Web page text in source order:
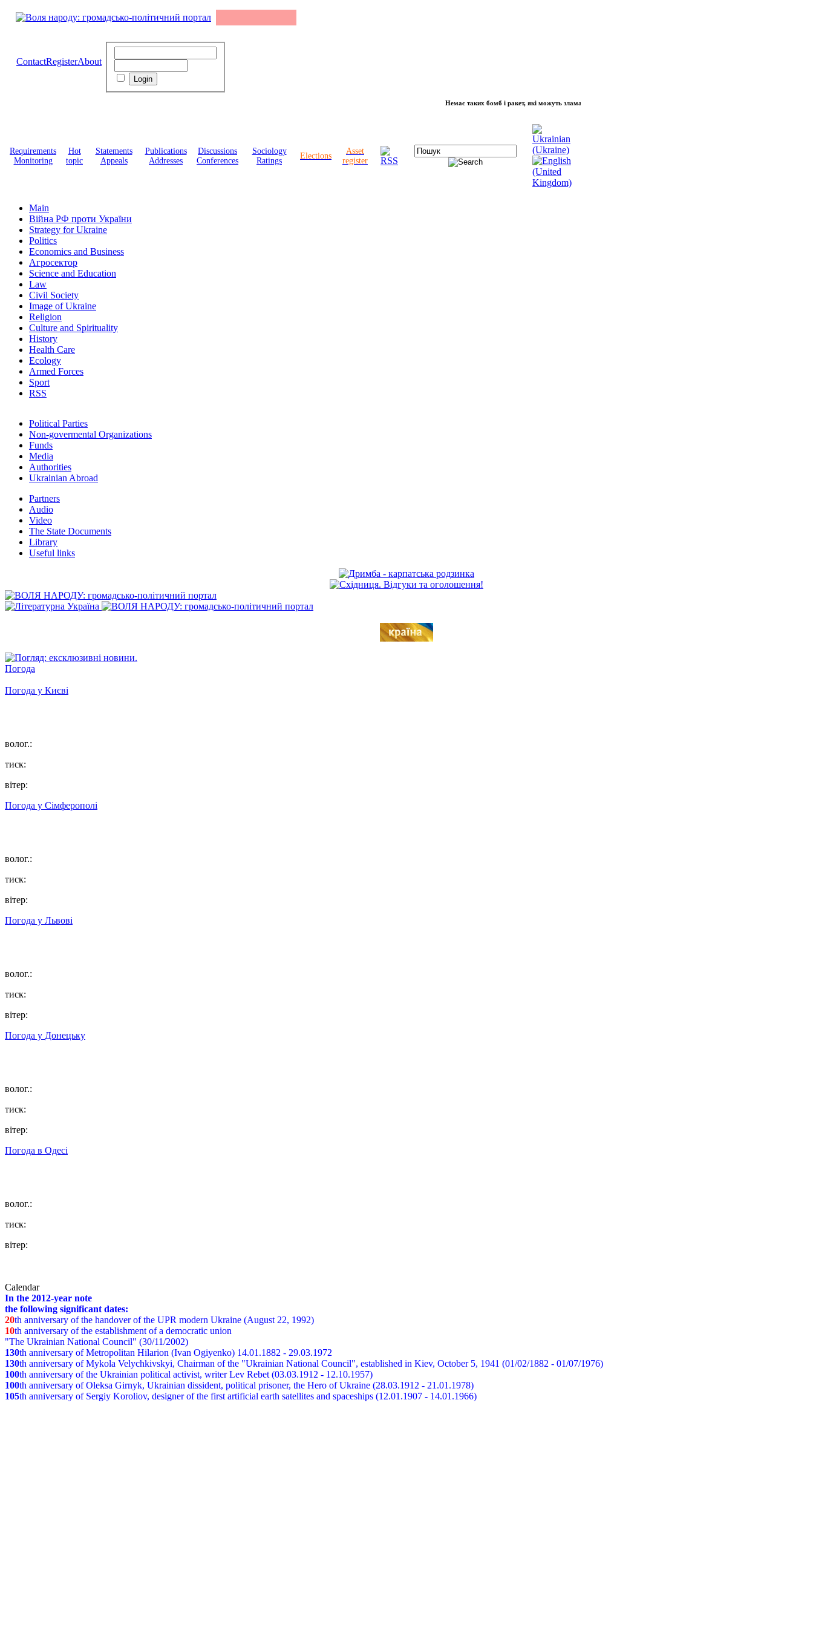
ContactRegisterAbout
Немає таких бомб і ракет, які можуть зламати волю народу, - Президент України Володимир Зеленський
Requirements
Monitoring
Hot
topic
Statements
Appeals
Publications
Addresses
Discussions
Conferences
Sociology
Ratings
Elections
Asset
register
Main
Війна РФ проти України
Strategy for Ukraine
Politics
Economics and Business
Агросектор
Science and Education
Law
Civil Society
Image of Ukraine
Religion
Culture and Spirituality
History
Health Care
Ecology
Armed Forces
Sport
RSS
Political Parties
Non-govermental Organizations
Funds
Мedia
Authorities
Ukrainian Abroad
Partners
Audio
Video
The State Documents
Library
Useful links
Погода
Погода у Києві
волог.:
тиск:
вітер:
Погода у Сімферополі
волог.:
тиск:
вітер:
Погода у Львові
волог.:
тиск:
вітер:
Погода у Донецьку
волог.:
тиск:
вітер:
Погода в Одесі
волог.:
тиск:
вітер:
Calendar
In the 2012-year note
the following significant dates:
20th anniversary of the handover of the UPR modern Ukraine (August 22, 1992)
10th anniversary of the establishment of a democratic union
"The Ukrainian National Council" (30/11/2002)
130th anniversary of Metropolitan Hilarion (Ivan Ogiyenko) 14.01.1882 - 29.03.1972
130th anniversary of Mykola Velychkivskyi, Chairman of the "Ukrainian National Council", established in Kiev, October 5, 1941 (01/02/1882 - 01/07/1976)
100th anniversary of the Ukrainian political activist, writer Lev Rebet (03.03.1912 - 12.10.1957)
100th anniversary of Oleksa Girnyk, Ukrainian dissident, political prisoner, the Hero of Ukraine (28.03.1912 - 21.01.1978)
105th anniversary of Sergiy Koroliov, designer of the first artificial earth satellites and spaceships (12.01.1907 - 14.01.1966)